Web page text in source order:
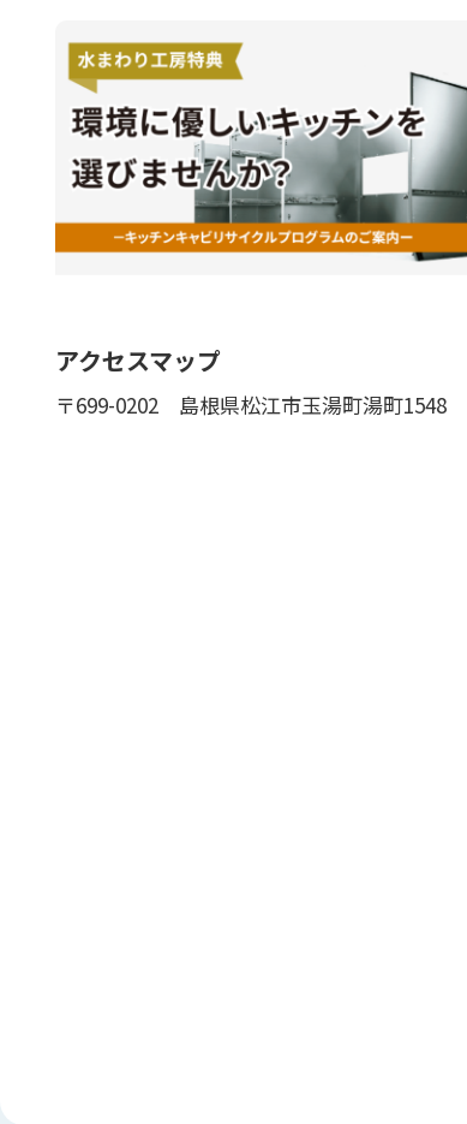
アクセスマップ
〒699-0202 島根県松江市玉湯町湯町1548